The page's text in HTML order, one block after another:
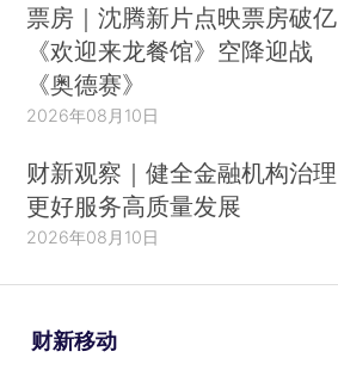
票房｜沈腾新片点映票房破亿
《欢迎来龙餐馆》空降迎战
《奥德赛》
2026年08月10日
财新观察｜健全金融机构治理
更好服务高质量发展
2026年08月10日
财新移动